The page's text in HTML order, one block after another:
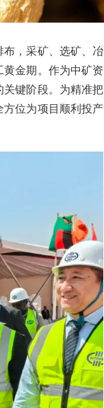
布，采矿、选矿、冶
金期。作为中矿资
关键阶段。为精准把
方位为项目顺利投产